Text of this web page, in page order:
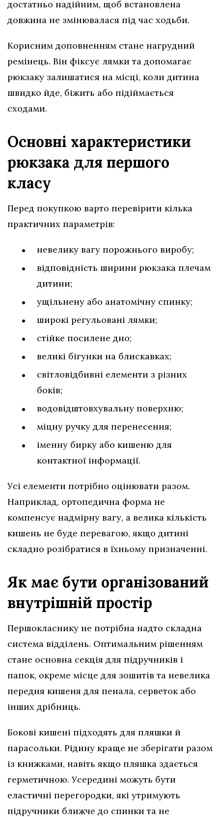
достатньо надійним, щоб встановлена
довжина не змінювалася під час ходьби.
Корисним доповненням стане нагрудний
ремінець. Він фіксує лямки та допомагає
рюкзаку залишатися на місці, коли дитина
швидко йде, біжить або підіймається
сходами.
Основні характеристики
рюкзака для першого
класу
Перед покупкою варто перевірити кілька
практичних параметрів:
невелику вагу порожнього виробу;
відповідність ширини рюкзака плечам
дитини;
ущільнену або анатомічну спинку;
широкі регульовані лямки;
стійке посилене дно;
великі бігунки на блискавках;
світловідбивні елементи з різних
боків;
водовідштовхувальну поверхню;
міцну ручку для перенесення;
іменну бирку або кишеню для
контактної інформації.
Усі елементи потрібно оцінювати разом.
Наприклад, ортопедична форма не
компенсує надмірну вагу, а велика кількість
кишень не буде перевагою, якщо дитині
складно розібратися в їхньому призначенні.
Як має бути організований
внутрішній простір
Першокласнику не потрібна надто складна
система відділень. Оптимальним рішенням
стане основна секція для підручників і
папок, окреме місце для зошитів та невелика
передня кишеня для пенала, серветок або
інших дрібниць.
Бокові кишені підходять для пляшки й
парасольки. Рідину краще не зберігати разом
із книжками, навіть якщо пляшка здається
герметичною. Усередині можуть бути
еластичні перегородки, які утримують
підручники ближче до спинки та не